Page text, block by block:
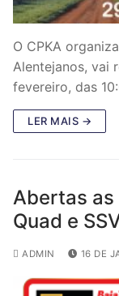
O CPKA
Alentejanos, vai
fevereiro, das
LER MAIS →
Abertas
Quad e
ADMIN 16 DE